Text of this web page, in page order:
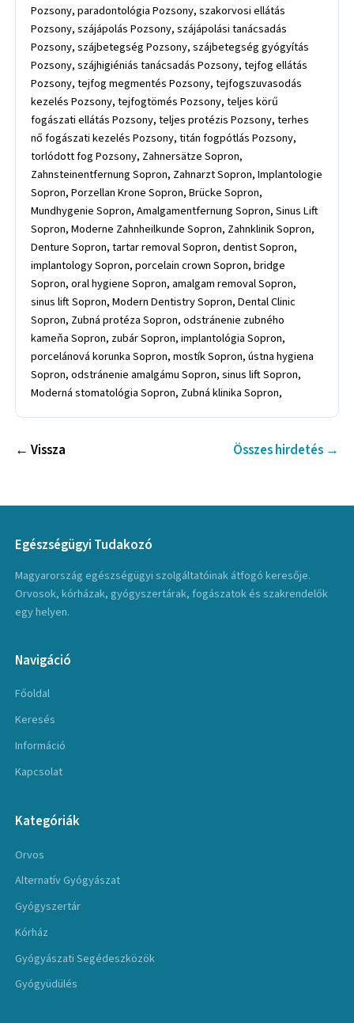
← Vissza Összes hirdetés →
Egészségügyi Tudakozó
Magyarország egészségügyi szolgáltatóinak átfogó keresője.
Orvosok, kórházak, gyógyszertárak, fogászatok és szakrendelők
egy helyen.
Navigáció
Főoldal
Keresés
Információ
Kapcsolat
Kategóriák
Orvos
Alternatív Gyógyászat
Gyógyszertár
Kórház
Gyógyászati Segédeszközök
Gyógyüdülés